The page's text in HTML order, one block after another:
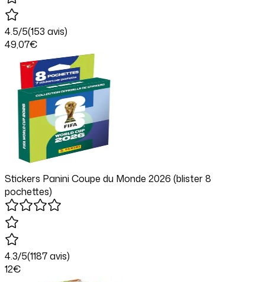
4.5/5(153 avis)
49,07€
Stickers Panini Coupe du Monde 2026 (blister 8
pochettes)
4.3/5(1187avis)
12€